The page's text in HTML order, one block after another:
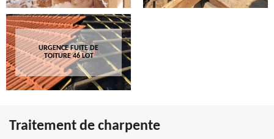
URGENCE FUITE DE
TOITURE 46 LOT
Traitement de charpente